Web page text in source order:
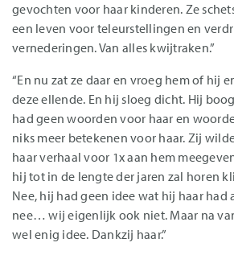
gevochten voor haar kinderen. Ze
een leven voor teleurstellingen en
vernederingen. Van alles kwijtraken.”
“En nu zat ze daar en vroeg hem of hij
deze ellende. En hij sloeg dicht. Hij
had geen woorden voor haar en
niks meer betekenen voor haar. Zij
haar verhaal voor 1x aan hem
hij tot in de lengte der jaren zal horen
Nee, hij had geen idee wat hij haar had
nee… wij eigenlijk ook niet. Maar na
wel enig idee. Dankzij haar.”